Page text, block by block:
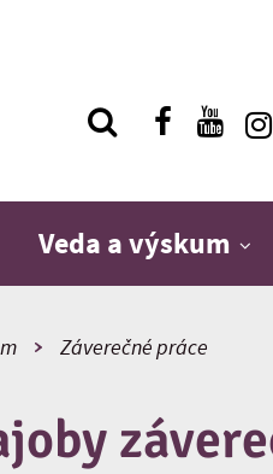
Veda a výskum
Záverečné práce